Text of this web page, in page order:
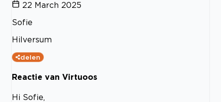
22 March 2025
Sofie
Hilversum
delen
Reactie van Virtuoos
Hi Sofie,